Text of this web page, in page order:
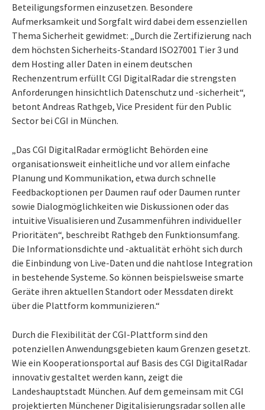
Beteiligungsformen einzusetzen. Besondere
Aufmerksamkeit und Sorgfalt wird dabei dem essenziellen
Thema Sicherheit gewidmet: „Durch die Zertifizierung nach
dem höchsten Sicherheits-Standard ISO27001 Tier 3 und
dem Hosting aller Daten in einem deutschen
Rechenzentrum erfüllt CGI DigitalRadar die strengsten
Anforderungen hinsichtlich Datenschutz und -sicherheit“,
betont Andreas Rathgeb, Vice President für den Public
Sector bei CGI in München.
„Das CGI DigitalRadar ermöglicht Behörden eine
organisationsweit einheitliche und vor allem einfache
Planung und Kommunikation, etwa durch schnelle
Feedbackoptionen per Daumen rauf oder Daumen runter
sowie Dialogmöglichkeiten wie Diskussionen oder das
intuitive Visualisieren und Zusammenführen individueller
Prioritäten“, beschreibt Rathgeb den Funktionsumfang.
Die Informationsdichte und -aktualität erhöht sich durch
die Einbindung von Live-Daten und die nahtlose Integration
in bestehende Systeme. So können beispielsweise smarte
Geräte ihren aktuellen Standort oder Messdaten direkt
über die Plattform kommunizieren.“
Durch die Flexibilität der CGI-Plattform sind den
potenziellen Anwendungsgebieten kaum Grenzen gesetzt.
Wie ein Kooperationsportal auf Basis des CGI DigitalRadar
innovativ gestaltet werden kann, zeigt die
Landeshauptstadt München. Auf dem gemeinsam mit CGI
projektierten Münchener Digitalisierungsradar sollen alle